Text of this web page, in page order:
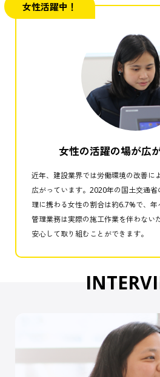
女性活躍中！
女性の活躍の場が広
近年、建設業界では労働環境の改善に
広がっています。2020年の国土交通
理に携わる女性の割合は約6.7%で、
管理業務は実際の施工作業を伴わない
安心して取り組むことができます。